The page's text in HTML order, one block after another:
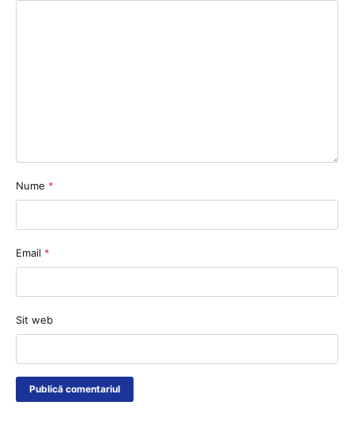
Nume *
Email *
Sit web